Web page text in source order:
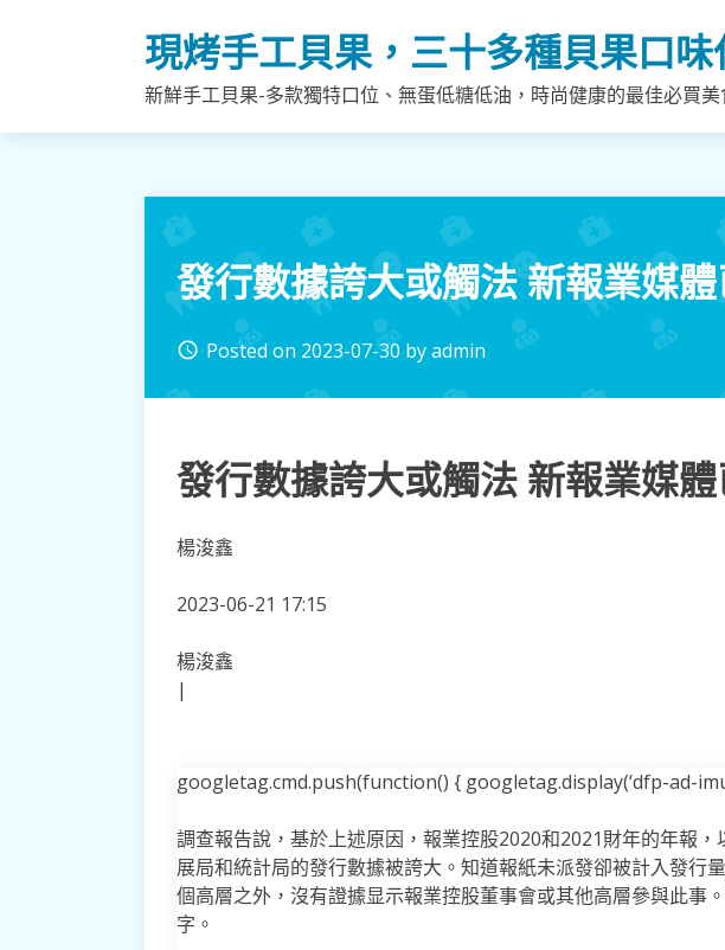
現烤手工貝果，三十多種貝果口
新鮮手工貝果-多款獨特口位、無蛋低糖低油，時尚健康的最佳必買
發行數據誇大或觸法 新報業媒
access_time Posted on 2023-07-30 byadmin
發行數據誇大或觸法 新報業媒
楊浚鑫
2023-06-21 17:15
楊浚鑫
|
googletag.cmd.push(function() { googletag.display(‘dfp-ad-
調查報告說，基於上述原因，報業控股2020和2021財年的年報
展局和統計局的發行數據被誇大。知道報紙未派發卻被計入發行
個高層之外，沒有證據显示報業控股董事會或其他高層參與此事
字。